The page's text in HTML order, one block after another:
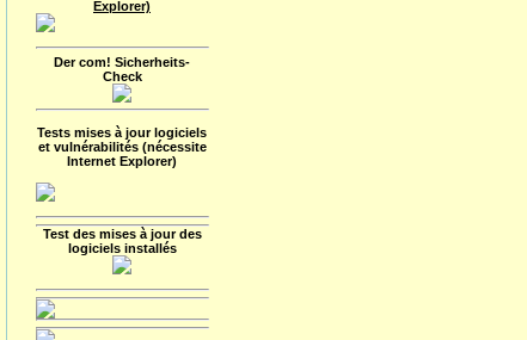
Explorer)
Der com! Sicherheits-
Check
Tests mises à jour logiciels
et vulnérabilités (nécessite
Internet Explorer)
Test des mises à jour des
logiciels installés